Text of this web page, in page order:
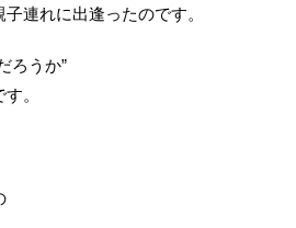
連れに出逢ったのです。
ろうか”
。